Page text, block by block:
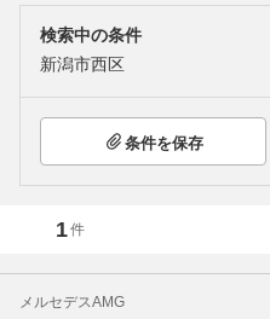
検索中の条件
新潟市西区
条件を保存
1件
メルセデスAMG